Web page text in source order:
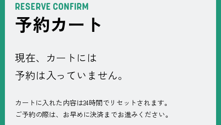
RESERVE CONFIRM
予約カー ト
現在、カートには
予約は入っていません。
カートに入れた内容は24時間でリセットされます。
ご予約の際は、お早めに決済までお進みください。